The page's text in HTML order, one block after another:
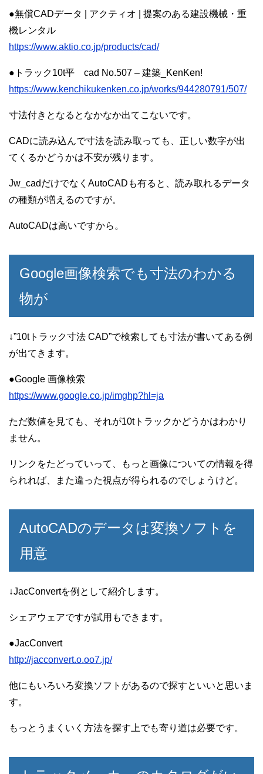
●無償CADデータ | アクティオ | 提案のある建設機械・重
機レンタル
https://www.aktio.co.jp/products/cad/
●トラック10t平 cad No.507 – 建築_KenKen!
https://www.kenchikukenken.co.jp/works/944280791/507/
寸法付きとなるとなかなか出てこないです。
CADに読み込んで寸法を読み取っても、正しい数字が出
てくるかどうかは不安が残ります。
Jw_cadだけでなくAutoCADも有ると、読み取れるデータ
の種類が増えるのですが。
AutoCADは高いですから。
Google画像検索でも寸法のわかる
物が
↓”10tトラック寸法 CAD”で検索しても寸法が書いてある例
が出てきます。
●Google 画像検索
https://www.google.co.jp/imghp?hl=ja
ただ数値を見ても、それが10tトラックかどうかはわかり
ません。
リンクをたどっていって、もっと画像についての情報を得
られれば、また違った視点が得られるのでしょうけど。
AutoCADのデータは変換ソフトを
用意
↓JacConvertを例として紹介します。
シェアウェアですが試用もできます。
●JacConvert
http://jacconvert.o.oo7.jp/
他にもいろいろ変換ソフトがあるので探すといいと思いま
す。
もっとうまくいく方法を探す上でも寄り道は必要です。